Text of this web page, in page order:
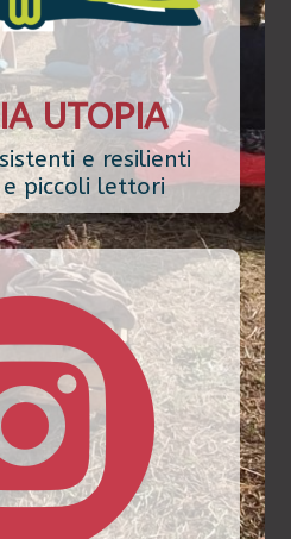
UTOPIA
e resilienti
piccoli lettori